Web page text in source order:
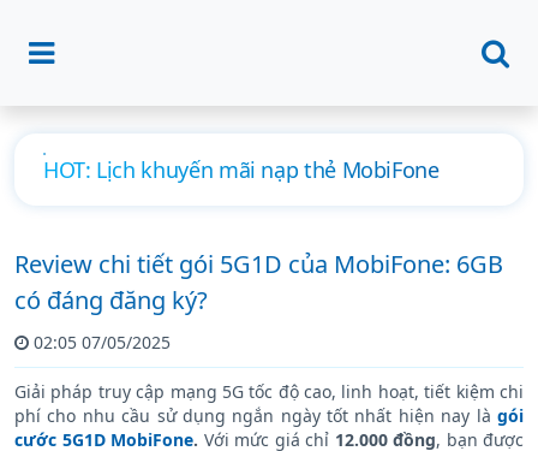
Hướng dẫn đăng ký 4G MobiFone ngày, tháng
Review chi tiết gói 5G1D của MobiFone: 6GB
có đáng đăng ký?
02:05 07/05/2025
Giải pháp truy cập mạng 5G tốc độ cao, linh hoạt, tiết kiệm chi